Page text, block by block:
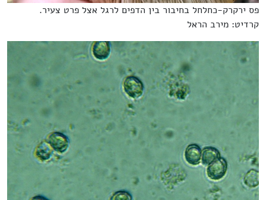
פס ירקרק-כחלחל בחיבור בין הדפים לרגל אצל פרט צעיר.
קרדיט: מירב הראל